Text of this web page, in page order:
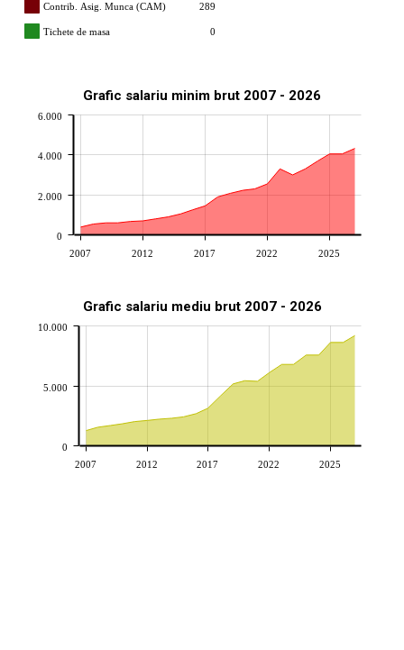
Contrib. Asig. Munca (CAM) 289
Tichete de masa 0
Grafic salariu minim brut 2007 - 2026
2007 2012 2017 2022 2025
0
2.000
4.000
6.000
Grafic salariu mediu brut 2007 - 2026
2007 2012 2017 2022 2025
0
5.000
10.000